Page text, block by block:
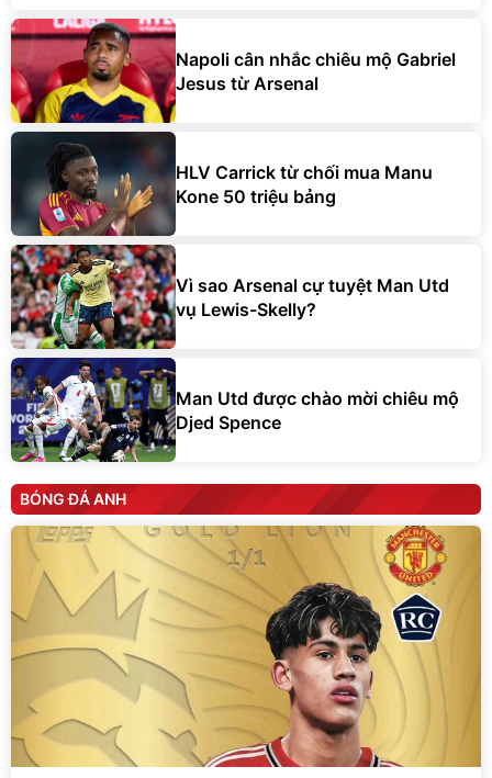
Napoli cân nhắc chiêu mộ Gabriel
Jesus từ Arsenal
HLV Carrick từ chối mua Manu
Kone 50 triệu bảng
Vì sao Arsenal cự tuyệt Man Utd
vụ Lewis-Skelly?
Man Utd được chào mời chiêu mộ
Djed Spence
BÓNG ĐÁ ANH